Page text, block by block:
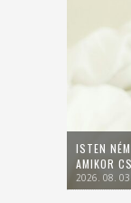
ISTEN
AMIKOR
2026. 08. 03.